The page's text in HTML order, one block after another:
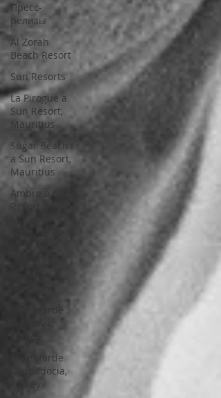
Пресс-
релизы
Al Zorah
Beach Resort
Sun Resorts
La Pirogue a
Sun Resort,
Mauritius
Sugar Beach
a Sun Resort,
Mauritius
Ambre a Sun
Resort,
Avantgarde
Avantgarde
Cappadocia,
Turkey